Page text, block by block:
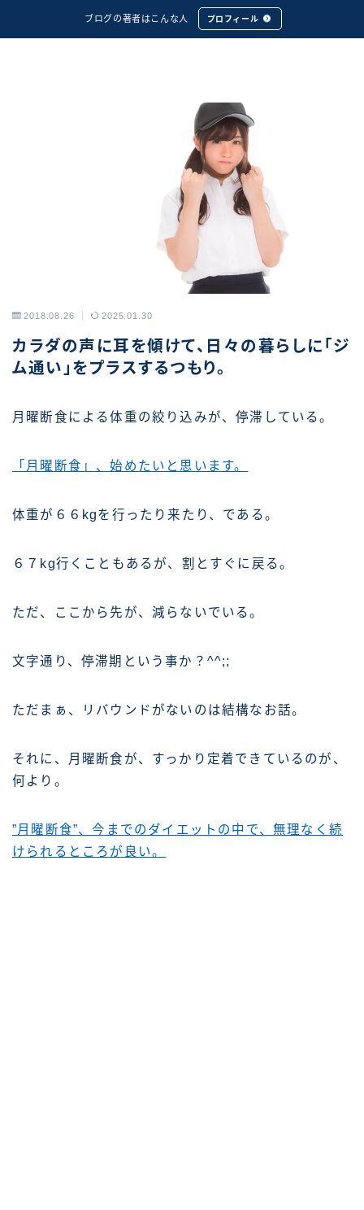
ブログの著者はこんな人 プロフィール
2018.08.26 2025.01.30
カラダの声に耳を傾けて、日々の暮らしに「ジ
ム通い」をプラスするつもり。
月曜断食による体重の絞り込みが、停滞している。
「月曜断食」、始めたいと思います。
体重が６６kgを行ったり来たり、である。
６７kg行くこともあるが、割とすぐに戻る。
ただ、ここから先が、減らないでいる。
文字通り、停滞期という事か？^^;;
ただまぁ、リバウンドがないのは結構なお話。
それに、月曜断食が、すっかり定着できているのが、
何より。
”月曜断食”、今までのダイエットの中で、無理なく続
けられるところが良い。